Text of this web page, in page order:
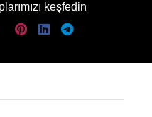
keşfedin